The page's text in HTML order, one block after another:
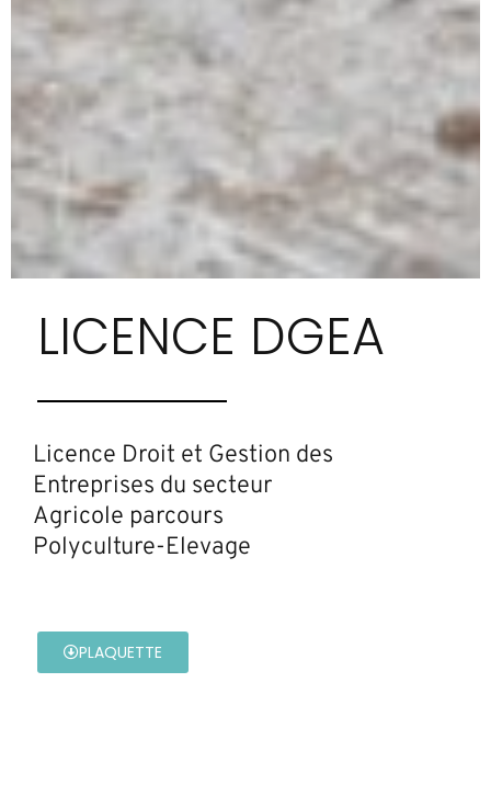
LICENCE DGEA
Licence Droit et Gestion des
Entreprises du secteur
Agricole parcours
Polyculture-Elevage
PLAQUETTE